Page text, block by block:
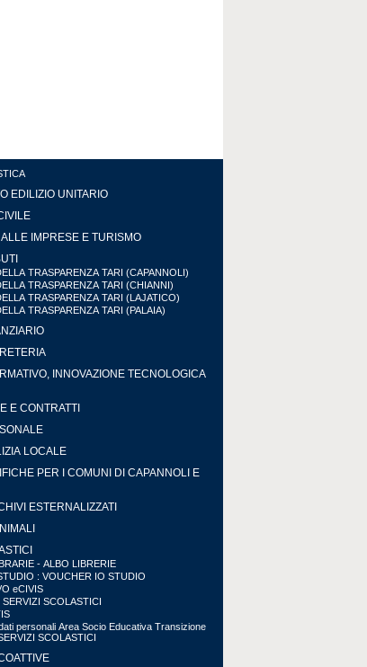
EDILIZIO UNITARIO
IMPRESE E TURISMO
TRASPARENZA TARI (CAPANNOLI)
TRASPARENZA TARI (CHIANNI)
TRASPARENZA TARI (LAJATICO)
TRASPARENZA TARI (PALAIA)
INNOVAZIONE TECNOLOGICA
E CONTRATTI
LOCALE
PER I COMUNI DI CAPANNOLI E
ESTERNALIZZATI
- ALBO LIBRERIE
: VOUCHER IO STUDIO
eCIVIS
SCOLASTICI
personali Area Socio Educativa Transizione
SCOLASTICI